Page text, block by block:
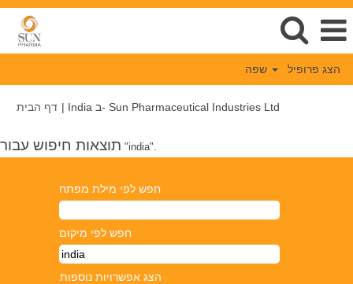
הצג פרופיל
דף הבית | India ב- Sun Pharmaceutical Industries Ltd
תוצאות חיפוש עבור "india".
חפש לפי מילת מפתח
חפש לפי מיקום
הצג אפשרויות נוספות